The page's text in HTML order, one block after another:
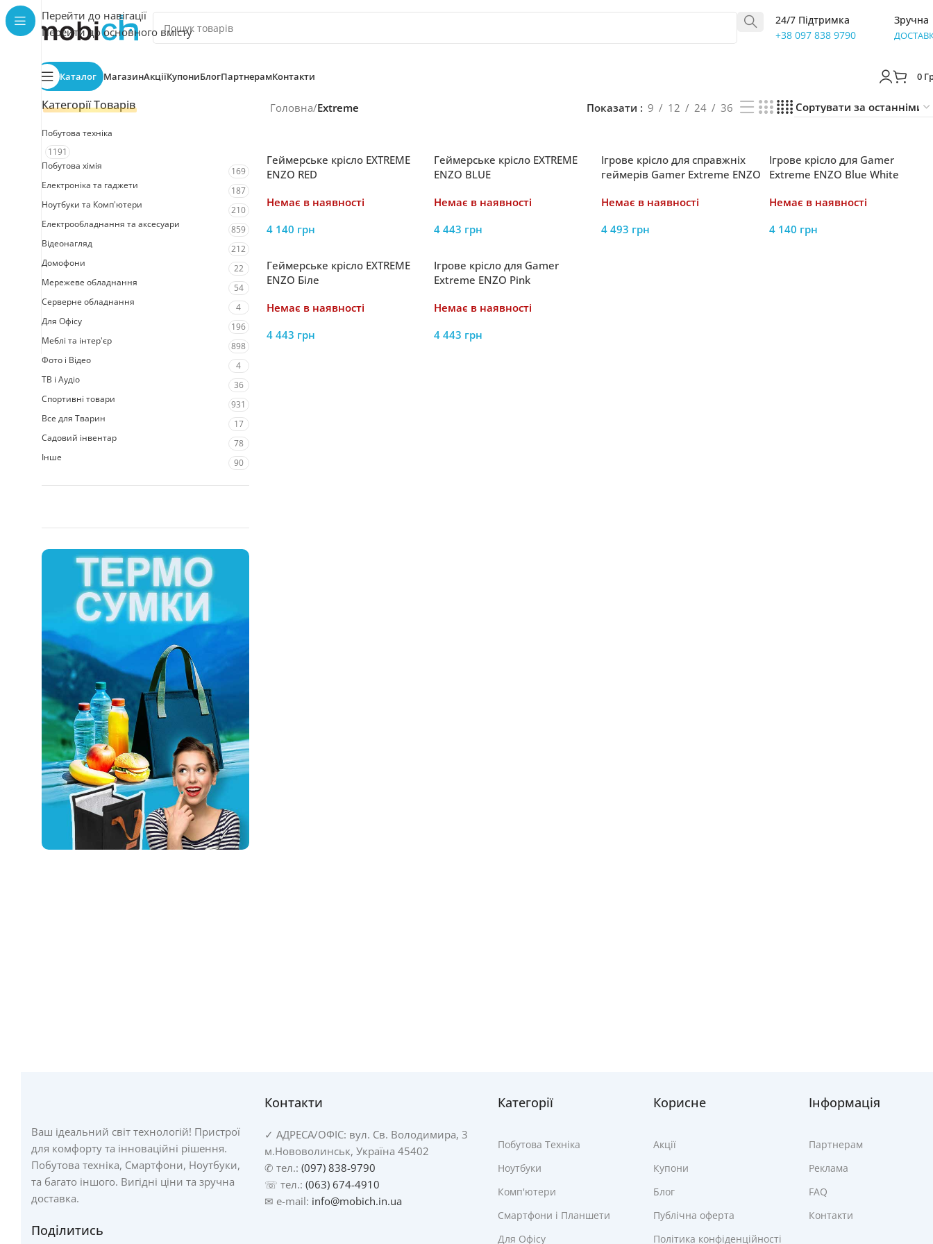
Перейти до навігації
Перейти до основного вмісту
24/7 Підтримка
+38 097 838 9790
Зручна
Каталог МагазинАкціїКупониБлогПартнерамКонтакти 0
Категорії Товарів
Побутова техніка
1191
Побутова хімія
169
Електроніка та гаджети
187
Ноутбуки та Комп'ютери
210
Електрообладнання та аксесуари
859
Відеонагляд
212
Домофони
22
Мережеве обладнання
54
Серверне обладнання
4
Для Офісу
196
Меблі та інтер'єр
898
Фото і Відео
4
ТВ і Аудіо
36
Спортивні товари
931
Все для Тварин
17
Садовий інвентар
78
Інше
90
Головна/Extreme Показати 9 12 24 36
Геймерське крісло EXTREME
ENZO RED
Немає в наявності
4 140 грн
Геймерське крісло EXTREME
ENZO BLUE
Немає в наявності
4 443 грн
Ігрове крісло для справжніх
геймерів Gamer Extreme ENZO
Немає в наявності
4 493 грн
Ігрове крісло для Gamer
Extreme ENZO Blue White
Немає в наявності
4 140 грн
Геймерське крісло EXTREME
ENZO Біле
Немає в наявності
4 443 грн
Ігрове крісло для Gamer
Extreme ENZO Pink
Немає в наявності
4 443 грн
Ваш ідеальний світ технологій! Пристрої
для комфорту та інноваційні рішення.
Побутова техніка, Смартфони, Ноутбуки,
та багато іншого. Вигідні ціни та зручна
доставка.
Поділитись
Контакти
✓ АДРЕСА/ОФІС: вул. Св. Володимира, 3
м.Нововолинськ, Україна 45402
✆ тел.: (097) 838-9790
☏ тел.: (063) 674-4910
✉ e-mail: info@mobich.in.ua
Категорії
Побутова Техніка
Ноутбуки
Комп'ютери
Смартфони і Планшети
Для Офісу
Корисне
Акції
Купони
Блог
Публічна оферта
Політика конфіденційності
Інформація
Партнерам
Реклама
FAQ
Контакти